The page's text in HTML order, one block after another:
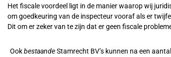
Het fiscale voordeel ligt in de manier waarop wij
om goedkeuring van de inspecteur vooraf als er
Dit om er zeker van te zijn dat er geen fiscale
OokbestaandeStamrecht BV’s kunnen na een